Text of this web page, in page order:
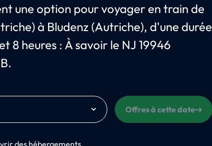
une option pour voyager en train de
à Bludenz (Autriche), d'une durée
8 heures : À savoir le NJ 19946
Offres à cette date
des hébergements